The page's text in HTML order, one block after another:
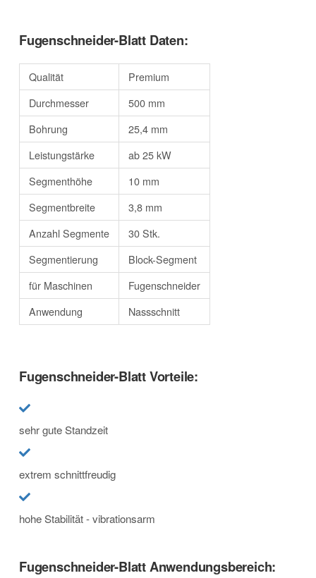
Fugenschneider-Blatt Daten:
Qualität
Premium
Durchmesser
500 mm
Bohrung
25,4 mm
Leistungstärke
ab 25 kW
Segmenthöhe
10 mm
Segmentbreite
3,8 mm
Anzahl Segmente
30 Stk.
Segmentierung
Block-Segment
für Maschinen
Fugenschneider
Anwendung
Nassschnitt
Fugenschneider-Blatt Vorteile:
sehr gute Standzeit
extrem schnittfreudig
hohe Stabilität - vibrationsarm
Fugenschneider-Blatt Anwendungsbereich: